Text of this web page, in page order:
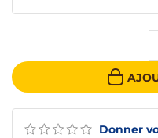
Donner